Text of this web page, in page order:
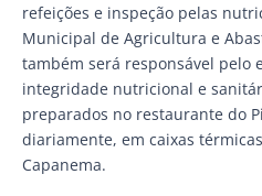
refeições e inspeção pelas
Municipal de Agricultura e
também será responsável pelo
integridade nutricional e
preparados no restaurante do
diariamente, em caixas
Capanema.